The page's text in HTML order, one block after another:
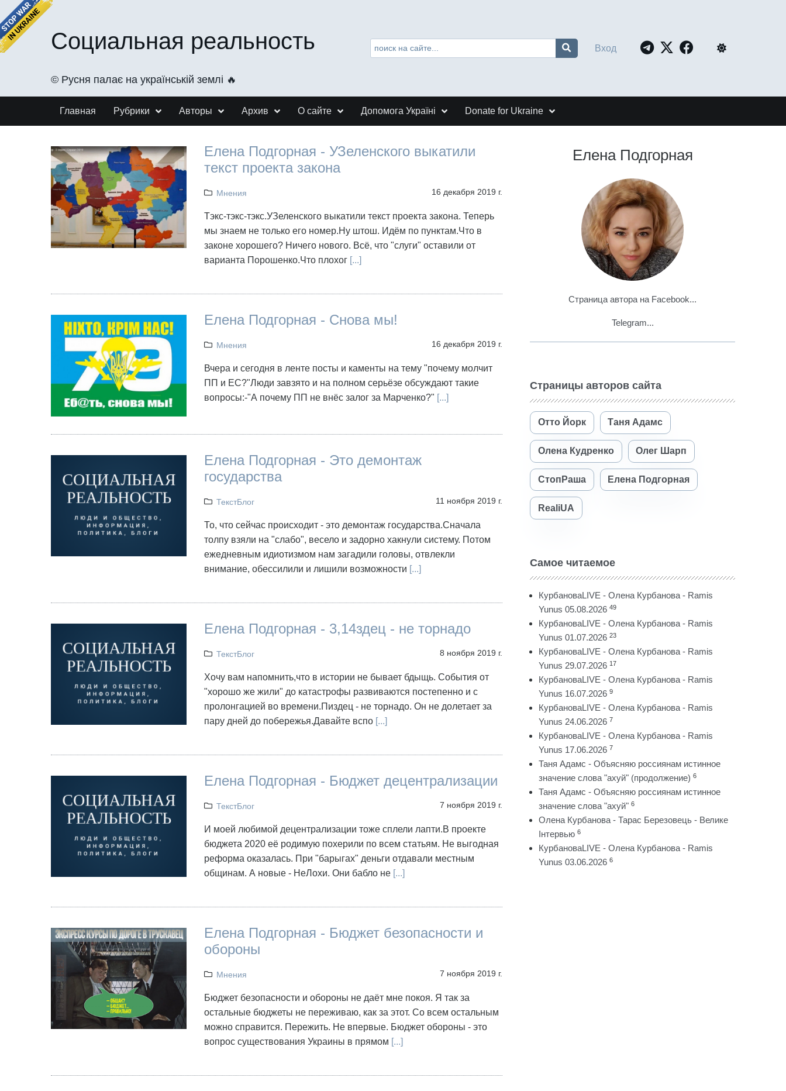
Социальная реальность
©️ Русня палає на українській землі 🔥
Вход
Главная Рубрики Авторы Архив О сайте Допомога Україні Donate for Ukraine
Елена Подгорная - УЗеленского выкатили
текст проекта закона
Мнения 16 декабря 2019 г.
Тэкс-тэкс-тэкс.УЗеленского выкатили текст проекта закона. Теперь
мы знаем не только его номер.Ну штош. Идём по пунктам.Что в
законе хорошего? Ничего нового. Всё, что "слуги" оставили от
варианта Порошенко.Что плохог [...]
Елена Подгорная - Снова мы!
Мнения 16 декабря 2019 г.
Вчера и сегодня в ленте посты и каменты на тему "почему молчит
ПП и ЕС?"Люди завзято и на полном серьёзе обсуждают такие
вопросы:-"А почему ПП не внёс залог за Марченко?" [...]
Елена Подгорная - Это демонтаж
государства
ТекстБлог 11 ноября 2019 г.
То, что сейчас происходит - это демонтаж государства.Сначала
толпу взяли на "слабо", весело и задорно хакнули систему. Потом
ежедневным идиотизмом нам загадили головы, отвлекли
внимание, обессилили и лишили возможности [...]
Елена Подгорная - 3,14здец - не торнадо
ТекстБлог 8 ноября 2019 г.
Хочу вам напомнить,что в истории не бывает бдыщь. События от
"хорошо же жили" до катастрофы развиваются постепенно и с
пролонгацией во времени.Пиздец - не торнадо. Он не долетает за
пару дней до побережья.Давайте вспо [...]
Елена Подгорная - Бюджет децентрализации
ТекстБлог 7 ноября 2019 г.
И моей любимой децентрализации тоже сплели лапти.В проекте
бюджета 2020 её родимую похерили по всем статьям. Не выгодная
реформа оказалась. При "барыгах" деньги отдавали местным
общинам. А новые - НеЛохи. Они бабло не [...]
Елена Подгорная - Бюджет безопасности и
обороны
Мнения 7 ноября 2019 г.
Бюджет безопасности и обороны не даёт мне покоя. Я так за
остальные бюджеты не переживаю, как за этот. Со всем остальным
можно справится. Пережить. Не впервые. Бюджет обороны - это
вопрос существования Украины в прямом [...]
Елена Подгорная
Страница автора на Facebook...
Telegram...
Страницы авторов сайта
Отто Йорк Таня Адамс
Олена Кудренко Олег Шарп
СтопРаша Елена Подгорная
RealiUA
Самое читаемое
КурбановаLIVE - Олена Курбанова - Ramis
Yunus 05.08.2026 49
КурбановаLIVE - Олена Курбанова - Ramis
Yunus 01.07.2026 23
КурбановаLIVE - Олена Курбанова - Ramis
Yunus 29.07.2026 17
КурбановаLIVE - Олена Курбанова - Ramis
Yunus 16.07.2026 9
КурбановаLIVE - Олена Курбанова - Ramis
Yunus 24.06.2026 7
КурбановаLIVE - Олена Курбанова - Ramis
Yunus 17.06.2026 7
Таня Адамс - Объясняю россиянам истинное
значение слова "ахуй" (продолжение) 6
Таня Адамс - Объясняю россиянам истинное
значение слова "ахуй" 6
Олена Курбанова - Тарас Березовець - Велике
Інтервью 6
КурбановаLIVE - Олена Курбанова - Ramis
Yunus 03.06.2026 6